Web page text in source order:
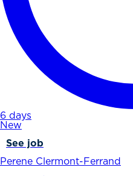
6 days
New
See job
Perene Clermont-Ferrand